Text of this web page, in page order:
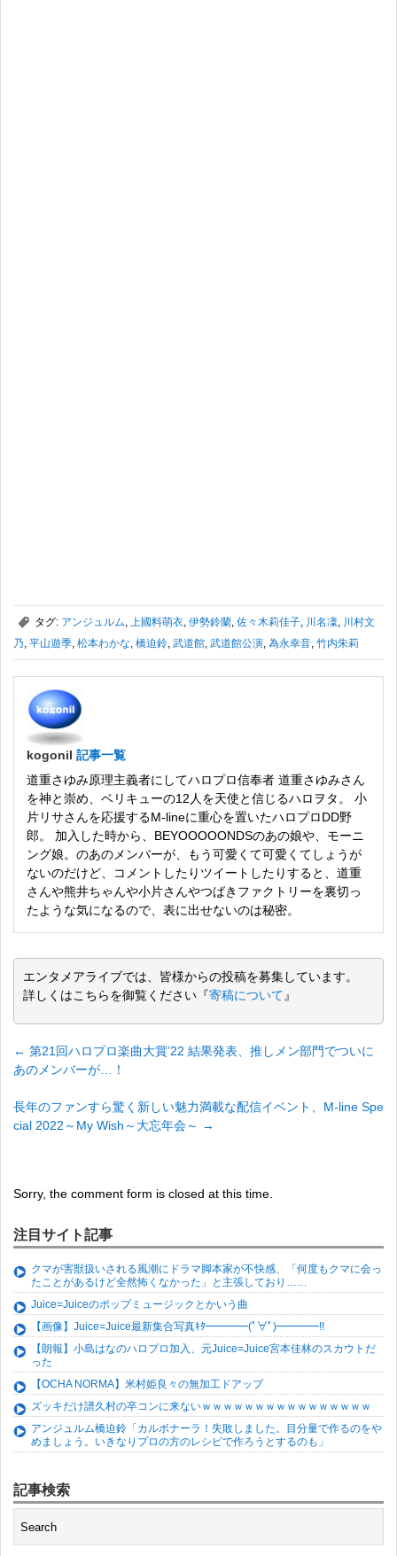
, タグ: アンジュルム, 上國料萌衣, 伊勢鈴蘭, 佐々木莉佳子, 川名凜, 川村文
乃, 平山遊季, 松本わかな, 橋迫鈴, 武道館, 武道館公演, 為永幸音, 竹内朱莉
kogonil 記事一覧
道重さゆみ原理主義者にしてハロプロ信奉者 道重さゆみさん
を神と崇め、ベリキューの12人を天使と信じるハロヲタ。 小
片リサさんを応援するM-lineに重心を置いたハロプロDD野
郎。 加入した時から、BEYOOOOONDSのあの娘や、モーニ
ング娘。のあのメンバーが、もう可愛くて可愛くてしょうが
ないのだけど、コメントしたりツイートしたりすると、道重
さんや熊井ちゃんや小片さんやつばきファクトリーを裏切っ
たような気になるので、表に出せないのは秘密。
エンタメアライブでは、皆様からの投稿を募集しています。
詳しくはこちらを御覧ください『寄稿について』
← 第21回ハロプロ楽曲大賞’22 結果発表、推しメン部門でついに
あのメンバーが…！
長年のファンすら驚く新しい魅力満載な配信イベント、M-line Spe
cial 2022～My Wish～大忘年会～ →
Sorry, the comment form is closed at this time.
注目サイト記事
クマが害獣扱いされる風潮にドラマ脚本家が不快感、「何度もクマに会っ
たことがあるけど全然怖くなかった」と主張しており……
Juice=Juiceのポップミュージックとかいう曲
【画像】Juice=Juice最新集合写真ｷﾀ━━━━(ﾟ∀ﾟ)━━━━!!
【朗報】小島はなのハロプロ加入、元Juice=Juice宮本佳林のスカウトだ
った
【OCHA NORMA】米村姫良々の無加工ドアップ
ズッキだけ譜久村の卒コンに来ないｗｗｗｗｗｗｗｗｗｗｗｗｗｗｗｗ
アンジュルム橋迫鈴「カルボナーラ！失敗しました。目分量で作るのをや
めましょう。いきなりプロの方のレシピで作ろうとするのも」
記事検索